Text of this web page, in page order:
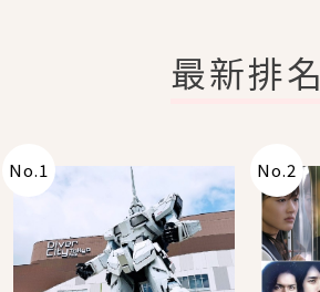
最新排名
No.1 No.2